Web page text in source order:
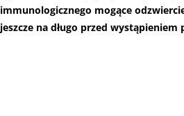
immunologicznego mogące
jeszcze na długo przed